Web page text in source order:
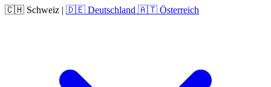
🇨🇭 Schweiz | 🇩🇪 Deutschland 🇦🇹 Österreich